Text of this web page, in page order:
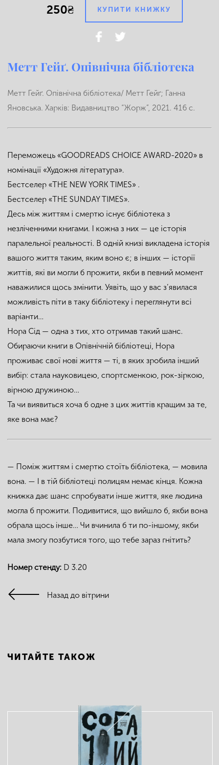
250₴ КУПИТИ КНИЖКУ
Метт Гейґ. Опівнічна бібліотека
Метт Гейґ. Опівнічна бібліотека/ Метт Гейґ; Ганна
Яновська. Харків: Видавництво “Жорж”, 2021. 416 с.
Переможець «GOODREADS CHOICE AWARD-2020» в
номінації «Художня література».
Бестселер «THE NEW YORK TIMES» .
Бестселер «THE SUNDAY TIMES».
Десь між життям і смертю існує бібліотека з
незліченними книгами. І кожна з них — це історія
паралельної реальності. В одній книзі викладена історія
вашого життя таким, яким воно є; в інших — історії
життів, які ви могли б прожити, якби в певний момент
наважилися щось змінити. Уявіть, що у вас з’явилася
можливість піти в таку бібліотеку і переглянути всі
варіанти…
Нора Сід — одна з тих, хто отримав такий шанс.
Обираючи книги в Опівнічній бібліотеці, Нора
проживає свої нові життя — ті, в яких зробила інший
вибір: стала науковицею, спортсменкою, рок-зіркою,
вірною дружиною…
Та чи виявиться хоча б одне з цих життів кращим за те,
яке вона має?
— Поміж життям і смертю стоїть бібліотека, — мовила
вона. — І в тій бібліотеці полицям немає кінця. Кожна
книжка дає шанс спробувати інше життя, яке людина
могла б прожити. Подивитися, що вийшло б, якби вона
обрала щось інше… Чи вчинила б ти по-іншому, якби
мала змогу позбутися того, що тебе зараз гнітить?
Номер стенду: D 3.20
Назад до вітрини
ЧИТАЙТЕ ТАКОЖ